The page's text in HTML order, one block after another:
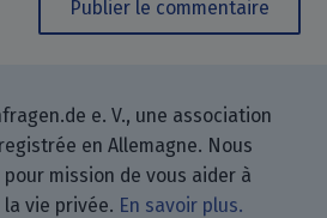
Publier le commentaire
e. V., une association
en Allemagne. Nous
mission de vous aider à
vie privée. En savoir plus.